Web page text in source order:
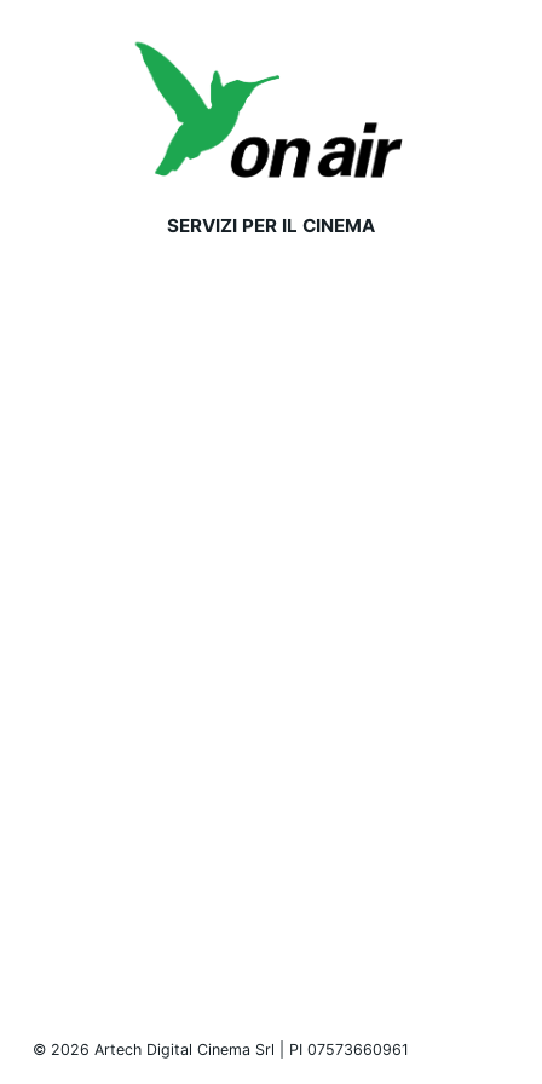
SERVIZI PER IL CINEMA
© 2026 Artech Digital Cinema Srl | PI 07573660961